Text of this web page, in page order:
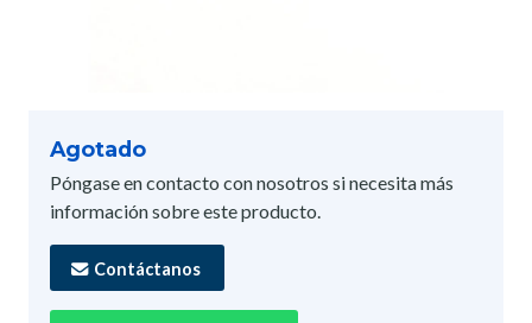
Agotado
Póngase en contacto con nosotros si necesita más
información sobre este producto.
Contáctanos